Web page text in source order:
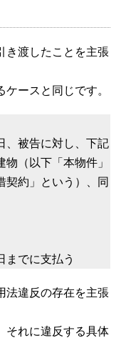
き渡したことを主張
ースと同じです。
被告に対し、下記
（以下「本物件」
契約」という）、同
に支払う
法違反の存在を主張
それに違反する具体